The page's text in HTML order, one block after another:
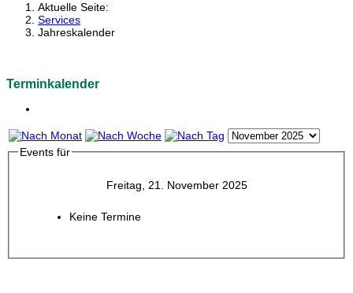
Aktuelle Seite:
Services
Jahreskalender
Terminkalender
Events für
Freitag, 21. November 2025
Keine Termine